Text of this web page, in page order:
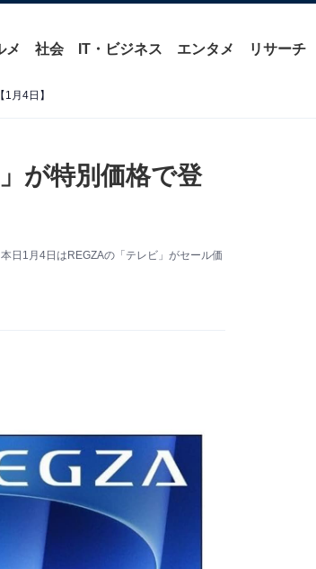
メ 社会 IT・ビジネス エンタメ リサーチ
月4日】
が特別価格で登
日1月4日はREGZAの「テレビ」がセール価